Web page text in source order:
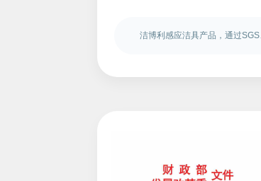
洁博利感应洁具产品，通过